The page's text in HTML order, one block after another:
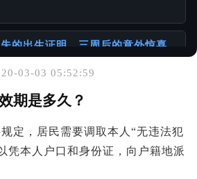
的出生证明，三周后的意外惊喜
你可能也喜欢
03-03 05:52:59
期是多久？
定，居民需要调取本人“无违法犯
凭本人户口和身份证，向户籍地派